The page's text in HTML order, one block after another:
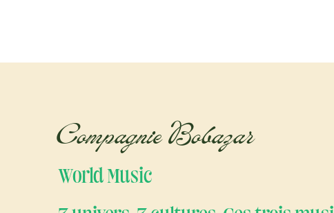
Compagnie Bobazar
World Music